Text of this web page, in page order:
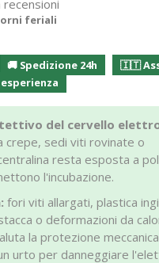
recensioni
feriali
🚚 Spedizione 24h
🇮🇹
esperienza
del cervello
crepe, sedi viti rovinate o
resta esposta a
l'incubazione.
fori viti allargati, plastica
o deformazioni da
la protezione
urto per danneggiare